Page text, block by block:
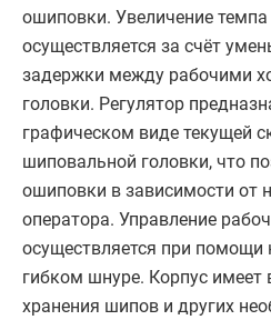
ошиповки. Увеличение
осуществляется за счёт
задержки между рабочими
головки. Регулятор
графическом виде текущей
шиповальной головки, что
ошиповки в зависимости от
оператора. Управление
осуществляется при помощи
гибком шнуре. Корпус
хранения шипов и других